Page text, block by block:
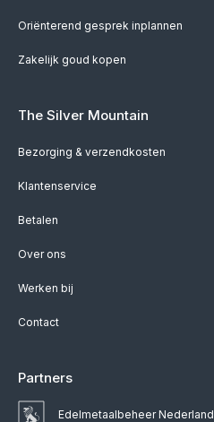
Oriënterend gesprek inplannen
Zakelijk goud kopen
The Silver Mountain
Bezorging & verzendkosten
Klantenservice
Betalen
Over ons
Werken bij
Contact
Partners
Edelmetaalbeheer Nederland